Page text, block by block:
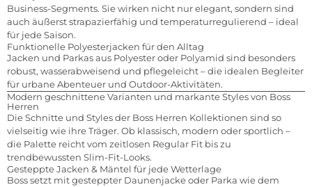
Business-Segments. Sie wirken nicht nur elegant, sondern sind
auch äußerst strapazierfähig und temperaturregulierend – ideal
für jede Saison.
Funktionelle Polyesterjacken für den Alltag
Jacken und Parkas aus Polyester oder Polyamid sind besonders
robust, wasserabweisend und pflegeleicht – die idealen Begleiter
für urbane Abenteuer und Outdoor-Aktivitäten.
Modern geschnittene Varianten und markante Styles von Boss
Herren
Die Schnitte und Styles der Boss Herren Kollektionen sind so
vielseitig wie ihre Träger. Ob klassisch, modern oder sportlich –
die Palette reicht vom zeitlosen Regular Fit bis zu
trendbewussten Slim-Fit-Looks.
Gesteppte Jacken & Mäntel für jede Wetterlage
Boss setzt mit gesteppter Daunenjacke oder Parka wie dem